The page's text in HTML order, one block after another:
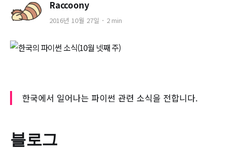
Raccoony
2016년 10월 27일 2 min
한국에서 일어나는 파이썬 관련 소식을 전합니다.
블로그